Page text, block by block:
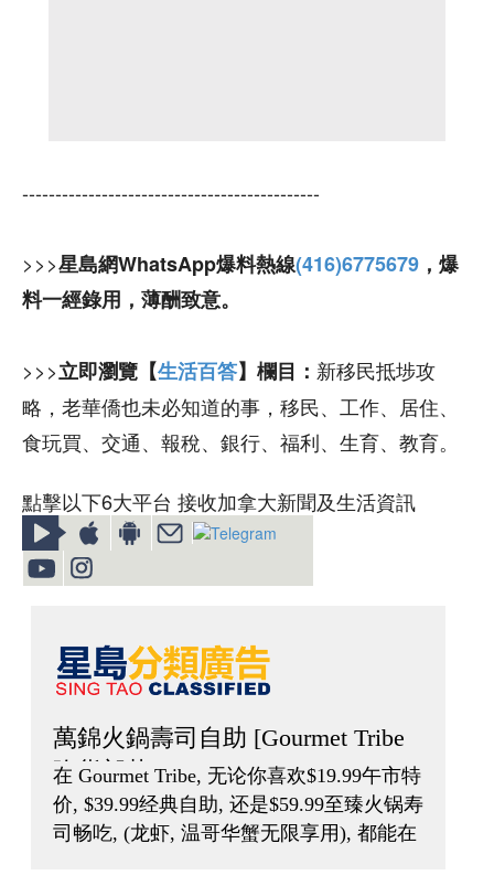
---------------------------------------------
>>>星島網WhatsApp爆料熱線(416)6775679 ，爆
料一經錄用，薄酬致意。
>>>立即瀏覽【生活百答】欄目： 新移民抵埗攻
略，老華僑也未必知道的事，移民、工作、居住、
食玩買、交通、報稅、銀行、福利、生育、教育。
點擊以下6大平台 接收加拿大新聞及生活資訊